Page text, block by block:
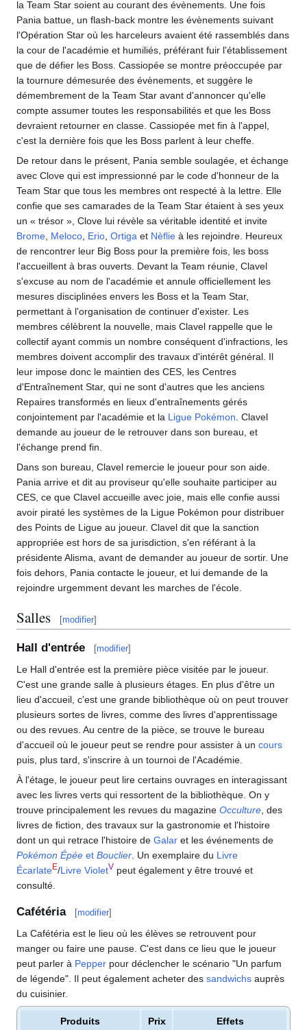
la Team Star soient au courant des évènements. Une fois
Pania battue, un flash-back montre les évènements suivant
l'Opération Star où les harceleurs avaient été rassemblés dans
la cour de l'académie et humiliés, préférant fuir l'établissement
que de défier les Boss. Cassiopée se montre préoccupée par
la tournure démesurée des évènements, et suggère le
démembrement de la Team Star avant d'annoncer qu'elle
compte assumer toutes les responsabilités et que les Boss
devraient retourner en classe. Cassiopée met fin à l'appel,
c'est la dernière fois que les Boss parlent à leur cheffe.
De retour dans le présent, Pania semble soulagée, et échange
avec Clove qui est impressionné par le code d'honneur de la
Team Star que tous les membres ont respecté à la lettre. Elle
confie que ses camarades de la Team Star étaient à ses yeux
un « trésor », Clove lui révèle sa véritable identité et invite
Brome, Meloco, Erio, Ortiga et Nèflie à les rejoindre. Heureux
de rencontrer leur Big Boss pour la première fois, les boss
l'accueillent à bras ouverts. Devant la Team réunie, Clavel
s'excuse au nom de l'académie et annule officiellement les
mesures disciplinées envers les Boss et la Team Star,
permettant à l'organisation de continuer d'exister. Les
membres célèbrent la nouvelle, mais Clavel rappelle que le
collectif ayant commis un nombre conséquent d'infractions, les
membres doivent accomplir des travaux d'intérêt général. Il
leur impose donc le maintien des CES, les Centres
d'Entraînement Star, qui ne sont d'autres que les anciens
Repaires transformés en lieux d'entraînements gérés
conjointement par l'académie et la Ligue Pokémon. Clavel
demande au joueur de le retrouver dans son bureau, et
l'échange prend fin.
Dans son bureau, Clavel remercie le joueur pour son aide.
Pania arrive et dit au proviseur qu'elle souhaite participer au
CES, ce que Clavel accueille avec joie, mais elle confie aussi
avoir piraté les systèmes de la Ligue Pokémon pour distribuer
des Points de Ligue au joueur. Clavel dit que la sanction
appropriée est hors de sa jurisdiction, s'en référant à la
présidente Alisma, avant de demander au joueur de sortir. Une
fois dehors, Pania contacte le joueur, et lui demande de la
rejoindre urgemment devant les marches de l'école.
Salles [modifier]
Hall d'entrée [modifier]
Le Hall d'entrée est la première pièce visitée par le joueur.
C'est une grande salle à plusieurs étages. En plus d'être un
lieu d'accueil, c'est une grande bibliothèque où on peut trouver
plusieurs sortes de livres, comme des livres d'apprentissage
ou des revues. Au centre de la pièce, se trouve le bureau
d'accueil où le joueur peut se rendre pour assister à un cours
puis, plus tard, s'inscrire à un tournoi de l'Académie.
À l'étage, le joueur peut lire certains ouvrages en interagissant
avec les livres verts qui ressortent de la bibliothèque. On y
trouve principalement les revues du magazine Occulture , des
livres de fiction, des travaux sur la gastronomie et l'histoire
dont un qui retrace l'histoire de Galar et les événements de
Pokémon Épée et Bouclier . Un exemplaire du Livre
ÉcarlateE/Livre VioletV peut également y être trouvé et
consulté.
Cafétéria [modifier]
La Cafétéria est le lieu où les élèves se retrouvent pour
manger ou faire une pause. C'est dans ce lieu que le joueur
peut parler à Pepper pour déclencher le scénario "Un parfum
de légende". Il peut également acheter des sandwichs auprès
du cuisinier.
Produits Prix Effets